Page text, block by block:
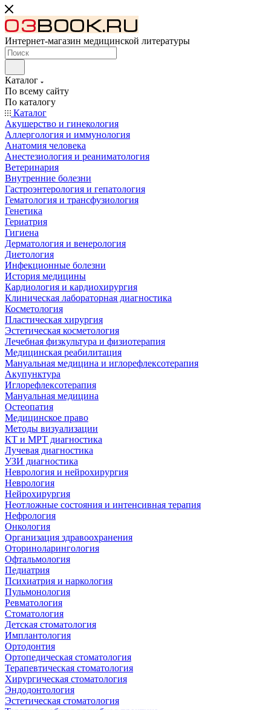
Интернет-магазин медицинской литературы
Каталог
По всему сайту
По каталогу
Каталог
Акушерство и гинекология
Аллергология и иммунология
Анатомия человека
Анестезиология и реаниматология
Ветеринария
Внутренние болезни
Гастроэнтерология и гепатология
Гематология и трансфузиология
Генетика
Гериатрия
Гигиена
Дерматология и венерология
Диетология
Инфекционные болезни
История медицины
Кардиология и кардиохирургия
Клиническая лабораторная диагностика
Косметология
Пластическая хирургия
Эстетическая косметология
Лечебная физкультура и физиотерапия
Медицинская реабилитация
Мануальная медицина и иглорефлексотерапия
Акупунктура
Иглорефлексотерапия
Мануальная медицина
Остеопатия
Медицинское право
Методы визуализации
КТ и МРТ диагностика
Лучевая диагностика
УЗИ диагностика
Неврология и нейрохирургия
Неврология
Нейрохирургия
Неотложные состояния и интенсивная терапия
Нефрология
Онкология
Организация здравоохранения
Оториноларингология
Офтальмология
Педиатрия
Психиатрия и наркология
Пульмонология
Ревматология
Стоматология
Детская стоматология
Имплантология
Ортодонтия
Ортопедическая стоматология
Терапевтическая стоматология
Хирургическая стоматология
Эндодонтология
Эстетическая стоматология